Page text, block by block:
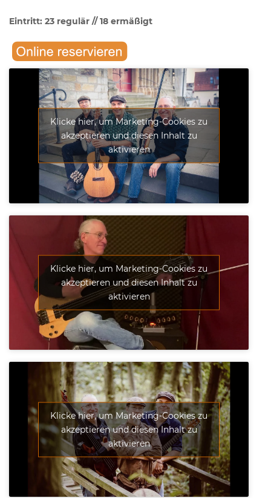
Eintritt: 23 regulär // 18 ermäßigt
Klicke hier, um Marketing-Cookies zu
akzeptieren und diesen Inhalt zu
aktivieren
Klicke hier, um Marketing-Cookies zu
akzeptieren und diesen Inhalt zu
aktivieren
Klicke hier, um Marketing-Cookies zu
akzeptieren und diesen Inhalt zu
aktivieren